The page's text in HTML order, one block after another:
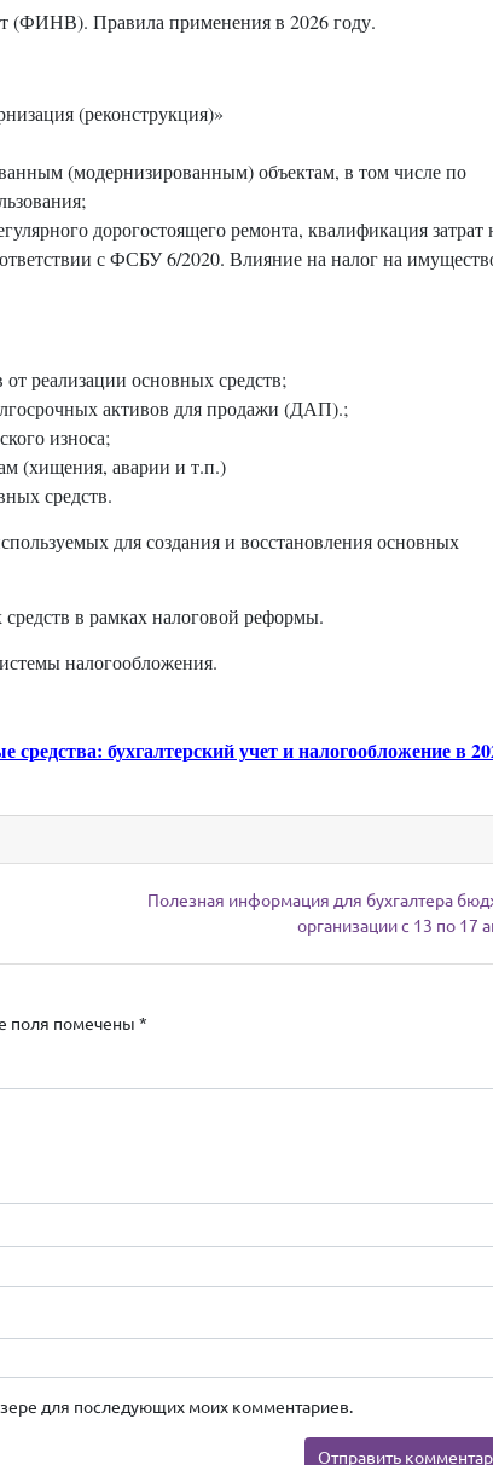
(ФИНВ). Правила применения в 2026 году.
(реконструкция)»
(модернизированным) объектам, в том числе по
дорогостоящего ремонта, квалификация затрат
с ФСБУ 6/2020. Влияние на налог на
реализации основных средств;
активов для продажи (ДАП).;
износа;
(хищения, аварии и т.п.)
средств.
для создания и восстановления основных
в рамках налоговой реформы.
налогообложения.
средства: бухгалтерский учет и налогообложение в
Полезная информация для бухгалтера
организации с 13 по 17
поля помечены *
для последующих моих комментариев.